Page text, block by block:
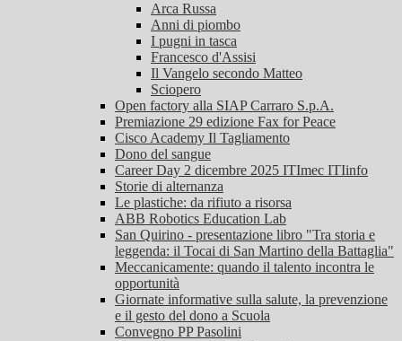
Arca Russa
Anni di piombo
I pugni in tasca
Francesco d'Assisi
Il Vangelo secondo Matteo
Sciopero
Open factory alla SIAP Carraro S.p.A.
Premiazione 29 edizione Fax for Peace
Cisco Academy Il Tagliamento
Dono del sangue
Career Day 2 dicembre 2025 ITImec ITIinfo
Storie di alternanza
Le plastiche: da rifiuto a risorsa
ABB Robotics Education Lab
San Quirino - presentazione libro "Tra storia e
leggenda: il Tocai di San Martino della Battaglia"
Meccanicamente: quando il talento incontra le
opportunità
Giornate informative sulla salute, la prevenzione
e il gesto del dono a Scuola
Convegno PP Pasolini